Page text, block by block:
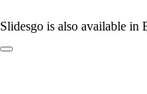
Slidesgo is also available in